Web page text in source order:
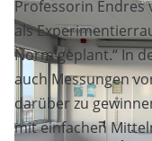
Professorin Endres
als
Norm geplant.“ In
auch Messungen
darüber zu
mit einfachen